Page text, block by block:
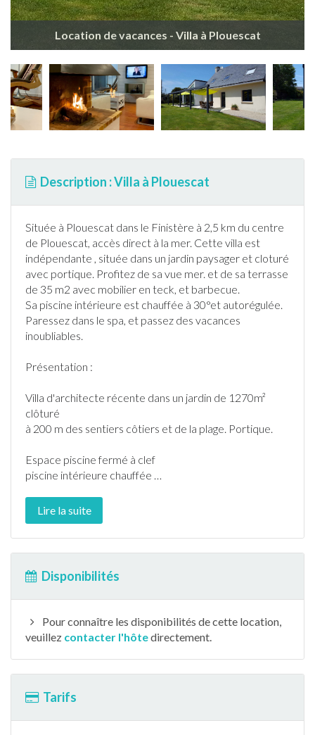
Location de vacances - Villa à Plouescat
Description : Villa à Plouescat
Située à Plouescat dans le Finistère à 2,5 km du centre
de Plouescat, accès direct à la mer. Cette villa est
indépendante , située dans un jardin paysager et cloturé
avec portique. Profitez de sa vue mer. et de sa terrasse
de 35 m2 avec mobilier en teck, et barbecue.
Sa piscine intérieure est chauffée à 30°et autorégulée.
Paressez dans le spa, et passez des vacances
inoubliables.
Présentation :
Villa d'architecte récente dans un jardin de 1270m²
clôturé
à 200 m des sentiers côtiers et de la plage. Portique.
Espace piscinefermé à clef
piscine intérieure chauffée …
Lire la suite
Disponibilités
Pour connaître les disponibilités de cette location,
veuillez contacter l'hôtedirectement.
Tarifs